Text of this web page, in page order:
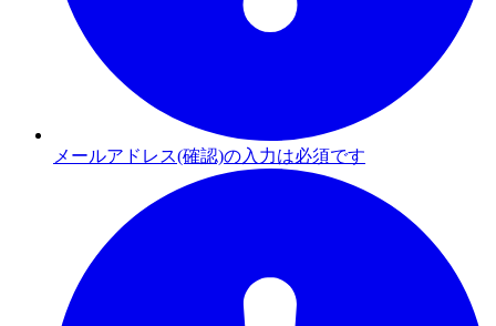
メールアドレス(確認)の入力は必須です